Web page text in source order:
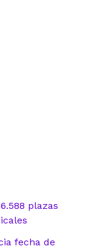
plazas
fecha de